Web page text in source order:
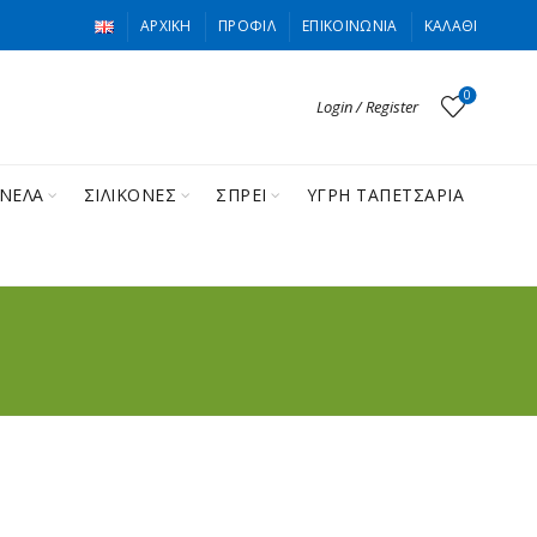
ΑΡΧΙΚΉ ΠΡΟΦΊΛ ΕΠΙΚΟΙΝΩΝΊΑ ΚΑΛΆΘΙ
Login / Register
0
ΣΙΛΙΚΟΝΕΣ ΣΠΡΕΙ ΥΓΡΗ ΤΑΠΕΤΣΑΡΙΑ